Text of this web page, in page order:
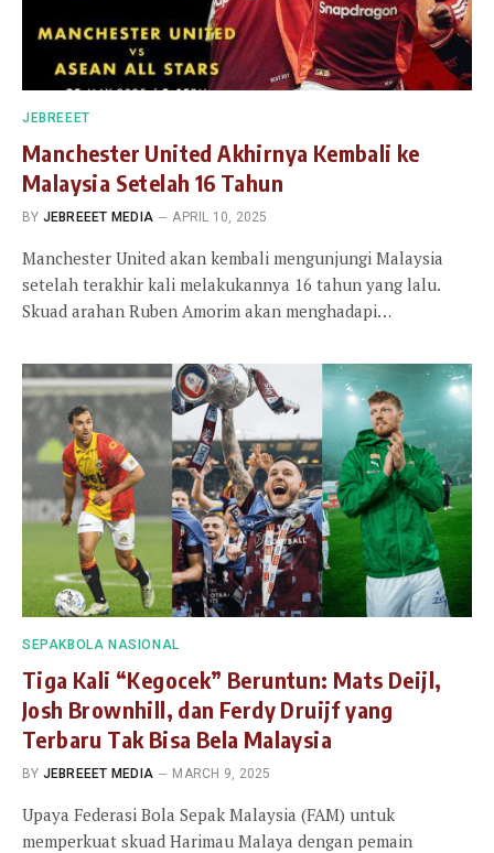
JEBREEET
Manchester United Akhirnya Kembali ke
Malaysia Setelah 16 Tahun
BY JEBREEET MEDIA APRIL 10, 2025
Manchester United akan kembali mengunjungi Malaysia
setelah terakhir kali melakukannya 16 tahun yang lalu.
Skuad arahan Ruben Amorim akan menghadapi…
SEPAKBOLA NASIONAL
Tiga Kali “Kegocek” Beruntun: Mats Deijl,
Josh Brownhill, dan Ferdy Druijf yang
Terbaru Tak Bisa Bela Malaysia
BY JEBREEET MEDIA MARCH 9, 2025
Upaya Federasi Bola Sepak Malaysia (FAM) untuk
memperkuat skuad Harimau Malaya dengan pemain